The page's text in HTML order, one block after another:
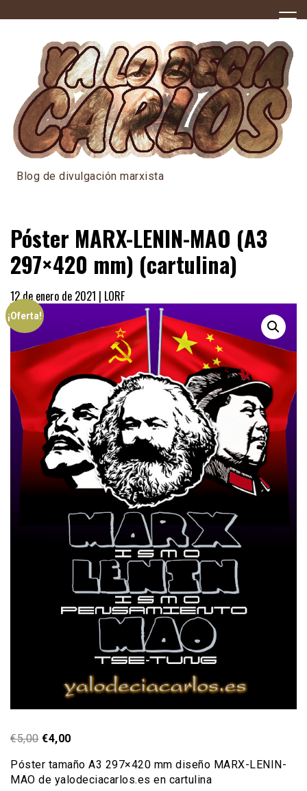
to
Blog de divulgación marxista
Póster MARX-LENIN-MAO (A3
297×420 mm) (cartulina)
12 de enero de 2021 | LORF
¡Oferta!
€5,00 El
original
era:
€4,00El
actual
es:
Póster tamaño A3 297×420 mm diseño MARX-LENIN-
MAO de yalodeciacarlos.es en cartulina